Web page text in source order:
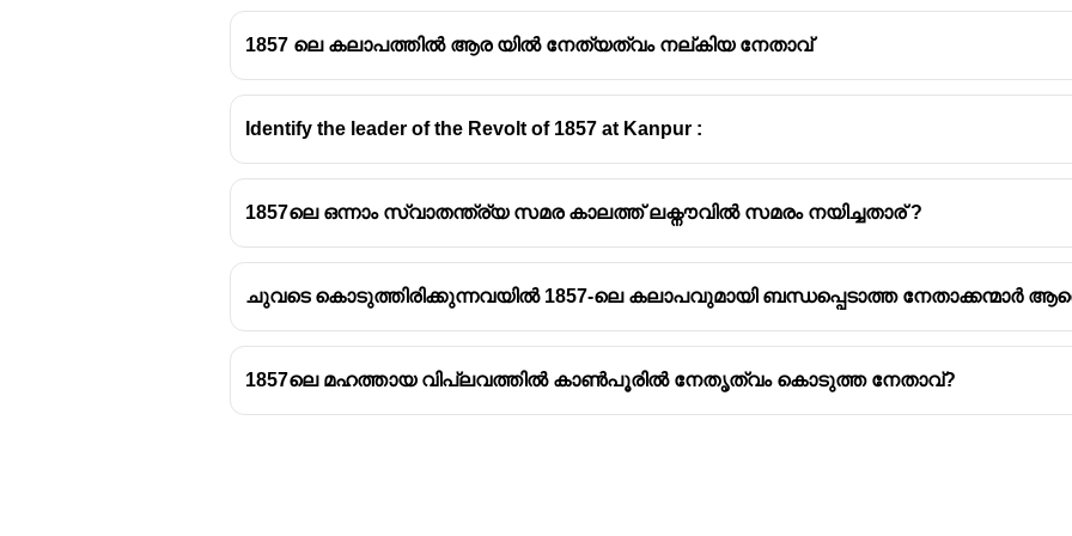
1857-ലെ ഒന്നാം സ്വാതന്ത്ര്യസമരം സംബന്ധിച്ച പ്രധാനപ്പെട്ട കാര്യങ്ങൾ:
ആരംഭിച്ചു.
കാരണം: ബ്രിട്ടിഷ് അധികാരത്തിന്റെ ഭരണമുതൽ പെട്ടെന്ന് ഇടപെടലുകൾ,
: ഇന്ത്യൻ സൈനികൻമാരായ സെപോയികൾ പ്രധാനമായും ഈ സമരത്തിൽ
പ്രധാന നേതാക്കൾ:
മംഗൽ പണ്ഡേ: മീററ്റിൽ ആദ്യമായി ബ്രിട്ടിഷിന്റെ ആയുധങ്ങൾക്ക് വിരുദ്ധമായി
സേനാപതി.
1857 ലെ കലാപത്തിൽ ആര യിൽ നേത്യത്വം നല്കിയ നേതാവ്
Identify the leader of the Revolt of 1857 at Kanpur :
1857ലെ ഒന്നാം സ്വാതന്ത്ര്യ സമര കാലത്ത് ലക്നൗവിൽ സമരം നയിച്ചതാര് ?
ചുവടെ കൊടുത്തിരിക്കുന്നവയിൽ 1857-ലെ കലാപവുമായി ബന്ധപ്പെടാത്ത നേതാക്കന്മാർ
1857ലെ മഹത്തായ വിപ്ലവത്തിൽ കാൺപൂരിൽ നേതൃത്വം കൊടുത്ത നേതാവ്?